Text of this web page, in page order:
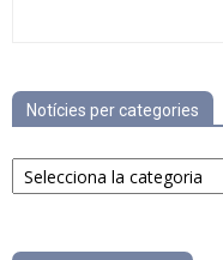
Notícies per categories
Notícies
per